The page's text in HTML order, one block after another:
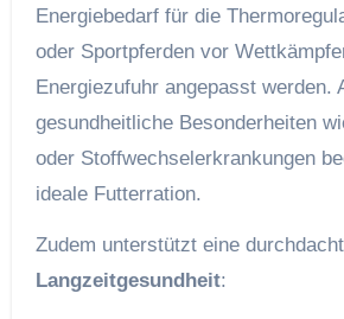
Energiebedarf für die
oder Sportpferden vor
Energiezufuhr angepasst werden.
gesundheitliche Besonderheiten
oder Stoffwechselerkrankungen
ideale Futterration.
Zudem unterstützt eine
Langzeitgesundheit: